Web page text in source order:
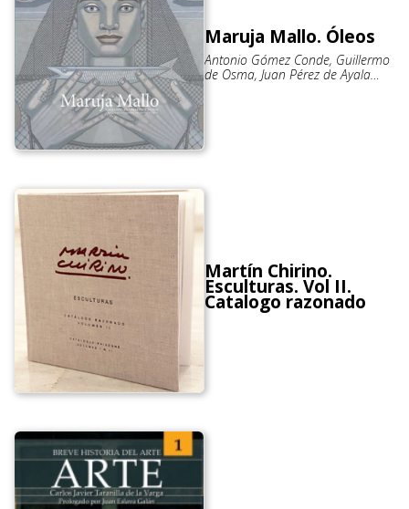
Maruja Mallo. Óleos
Antonio Gómez Conde, Guillermo
de Osma, Juan Pérez de Ayala
Martín Chirino.
Esculturas. Vol II.
Catalogo razonado